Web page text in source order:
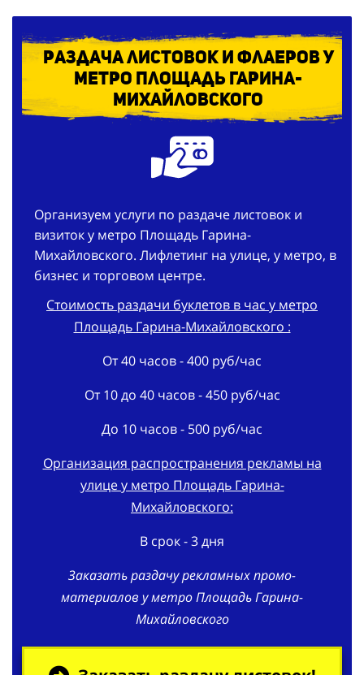
Раздача листовок и флаеров у
метро Площадь Гарина-
Михайловского
Организуем услуги по раздаче листовок и
визиток у метро Площадь Гарина-
Михайловского. Лифлетинг на улице, у метро, в
бизнес и торговом центре.
Стоимость раздачи буклетов в час у метро
Площадь Гарина-Михайловского :
От 40 часов - 400 руб/час
От 10 до 40 часов - 450 руб/час
До 10 часов - 500 руб/час
Организация распространения рекламы на
улице у метро Площадь Гарина-
Михайловского:
В срок - 3 дня
Заказать раздачу рекламных промо-
материалов у метро Площадь Гарина-
Михайловского